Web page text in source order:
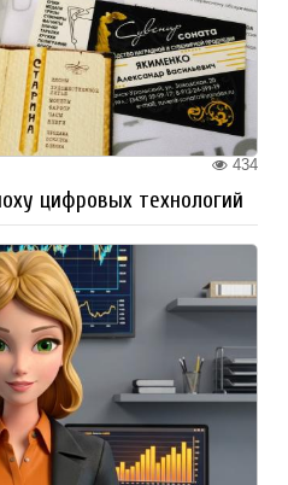
434
цифровых технологий